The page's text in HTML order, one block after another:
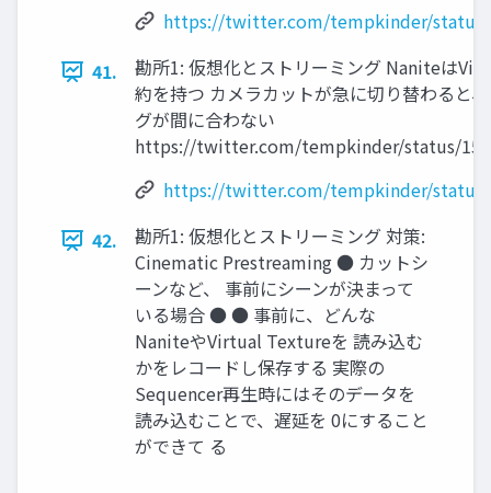
https://twitter.com/tempkinder/status/
41.
勘所1: 仮想化とストリーミング Naniteは
約を持つ カメラカットが急に切り替わると
グが間に合わない
https://twitter.com/tempkinder/status/
https://twitter.com/tempkinder/status/
42.
勘所1: 仮想化とストリーミング 対策:
Cinematic Prestreaming ● カットシ
ーンなど、 事前にシーンが決まって
いる場合 ● ● 事前に、どんな
NaniteやVirtual Textureを 読み込む
かをレコードし保存する 実際の
Sequencer再生時にはそのデータを
読み込むことで、遅延を 0にすること
ができて る